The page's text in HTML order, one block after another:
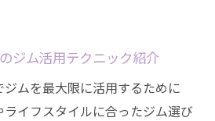
ジム活用テクニック紹介
ムを最大限に活用するために
イフスタイルに合ったジム選び